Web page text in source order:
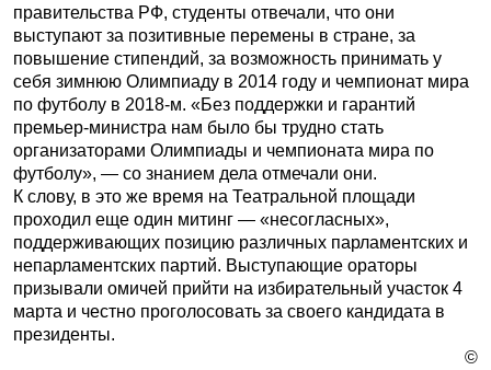
правительства РФ, студенты отвечали, что они
выступают за позитивные перемены в стране, за
повышение стипендий, за возможность принимать у
себя зимнюю Олимпиаду в 2014 году и чемпионат мира
по футболу в 2018-м. «Без поддержки и гарантий
премьер-министра нам было бы трудно стать
организаторами Олимпиады и чемпионата мира по
футболу», — со знанием дела отмечали они.
К слову, в это же время на Театральной площади
проходил еще один митинг — «несогласных»,
поддерживающих позицию различных парламентских и
непарламентских партий. Выступающие ораторы
призывали омичей прийти на избирательный участок 4
марта и честно проголосовать за своего кандидата в
президенты.
©